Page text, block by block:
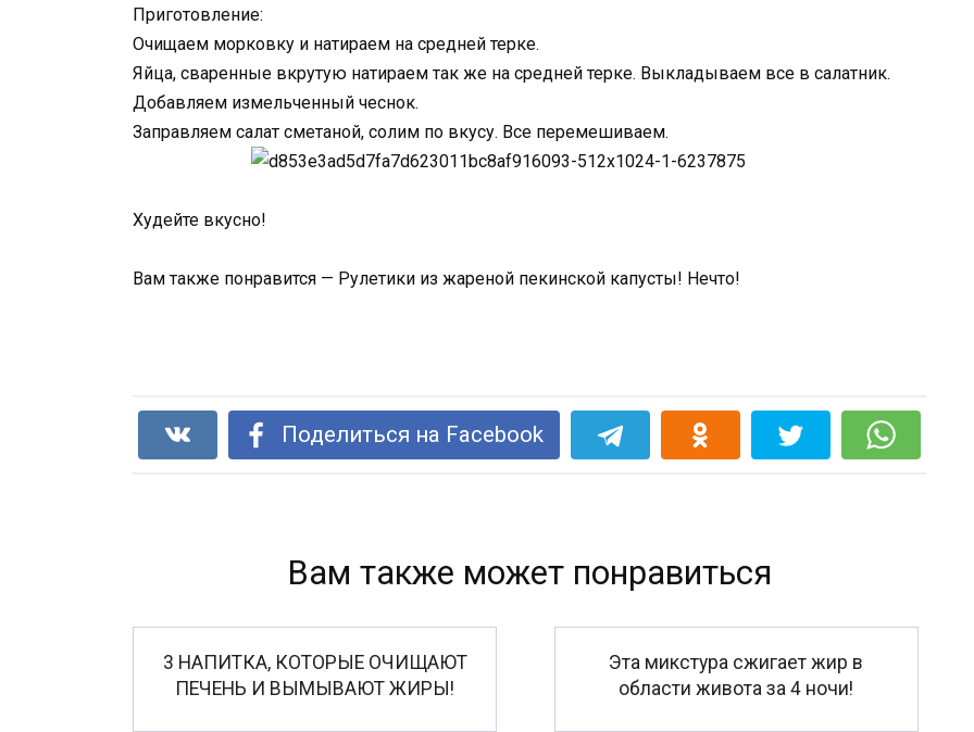
Приготовление:
Очищаем морковку и натираем на средней терке.
Яйца, сваренные вкрутую натираем так же на средней терке. Выкладываем все в салатник.
Добавляем измельченный чеснок.
Заправляем салат сметаной, солим по вкусу. Все перемешиваем.
Худейте вкусно!
Вам также понравится — Рулетики из жареной пекинской капусты! Нечто!
Поделиться на Facebook
Вам также может понравиться
3 НАПИТКА, КОТОРЫЕ ОЧИЩАЮТ
ПЕЧЕНЬ И ВЫМЫВАЮТ ЖИРЫ!
Эта микстура сжигает жир в
области живота за 4 ночи!